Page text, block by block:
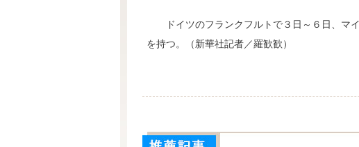
ドイツのフランクフルトで３日～６日、
を持つ。（新華社記者／羅歓歓）